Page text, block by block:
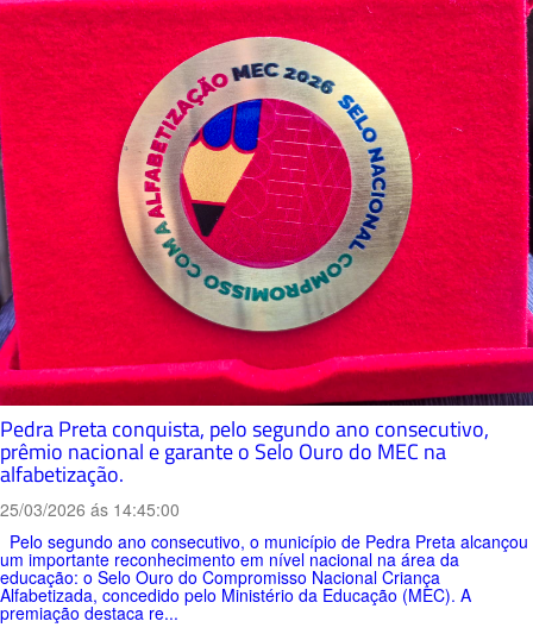
Pedra Preta conquista, pelo segundo ano consecutivo,
prêmio nacional e garante o Selo Ouro do MEC na
alfabetização.
25/03/2026 ás 14:45:00
Pelo segundo ano consecutivo, o município de Pedra Preta alcançou
um importante reconhecimento em nível nacional na área da
educação: o Selo Ouro do Compromisso Nacional Criança
Alfabetizada, concedido pelo Ministério da Educação (MEC). A
premiação destaca re...